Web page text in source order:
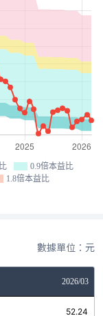
0.9倍本益比
1.8倍本益比
數據單位：元
2026/03
52.24